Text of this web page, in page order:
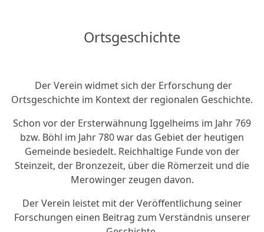
Ortsgeschichte
Der Verein widmet sich der Erforschung der
Ortsgeschichte im Kontext der regionalen Geschichte.
Schon vor der Ersterwähnung Iggelheims im Jahr 769
bzw. Böhl im Jahr 780 war das Gebiet der heutigen
Gemeinde besiedelt. Reichhaltige Funde von der
Steinzeit, der Bronzezeit, über die Römerzeit und die
Merowinger zeugen davon.
Der Verein leistet mit der Veröffentlichung seiner
Forschungen einen Beitrag zum Verständnis unserer